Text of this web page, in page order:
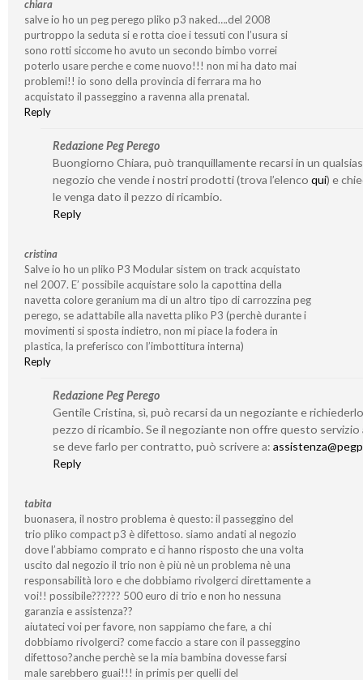
chiara
salve io ho un peg perego pliko p3 naked….del 2008
purtroppo la seduta si e rotta cioe i tessuti con l’usura si
sono rotti siccome ho avuto un secondo bimbo vorrei
poterlo usare perche e come nuovo!!! non mi ha dato mai
problemi!! io sono della provincia di ferrara ma ho
acquistato il passeggino a ravenna alla prenatal.
Reply
Redazione Peg Perego
Buongiorno Chiara, può tranquillamente recarsi in un
negozio che vende i nostri prodotti (trova l’elenco qui) e
le venga dato il pezzo di ricambio.
Reply
cristina
Salve io ho un pliko P3 Modular sistem on track acquistato
nel 2007. E’ possibile acquistare solo la capottina della
navetta colore geranium ma di un altro tipo di carrozzina peg
perego, se adattabile alla navetta pliko P3 (perchè durante i
movimenti si sposta indietro, non mi piace la fodera in
plastica, la preferisco con l’imbottitura interna)
Reply
Redazione Peg Perego
Gentile Cristina, sì, può recarsi da un negoziante e
pezzo di ricambio. Se il negoziante non offre questo servizio
se deve farlo per contratto, può scrivere a:
Reply
tabita
buonasera, il nostro problema è questo: il passeggino del
trio pliko compact p3 è difettoso. siamo andati al negozio
dove l’abbiamo comprato e ci hanno risposto che una volta
uscito dal negozio il trio non è più nè un problema nè una
responsabilità loro e che dobbiamo rivolgerci direttamente a
voi!! possibile?????? 500 euro di trio e non ho nessuna
garanzia e assistenza??
aiutateci voi per favore, non sappiamo che fare, a chi
dobbiamo rivolgerci? come faccio a stare con il passeggino
difettoso?anche perchè se la mia bambina dovesse farsi
male sarebbero guai!!! in primis per quelli del